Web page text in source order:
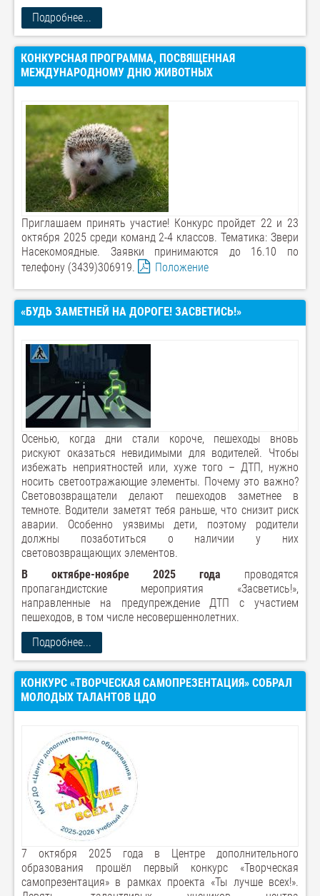
Подробнее...
КОНКУРСНАЯ ПРОГРАММА, ПОСВЯЩЕННАЯ
МЕЖДУНАРОДНОМУ ДНЮ ЖИВОТНЫХ
Приглашаем принять участие! Конкурс пройдет 22 и 23
октября 2025 среди команд 2-4 классов. Тематика: Звери
Насекомоядные. Заявки принимаются до 16.10 по
телефону (3439)306919.
Положение
«БУДЬ ЗАМЕТНЕЙ НА ДОРОГЕ! ЗАСВЕТИСЬ!»
Осенью, когда дни стали короче, пешеходы вновь
рискуют оказаться невидимыми для водителей. Чтобы
избежать неприятностей или, хуже того – ДТП, нужно
носить светоотражающие элементы. Почему это важно?
Световозвращатели делают пешеходов заметнее в
темноте. Водители заметят тебя раньше, что снизит риск
аварии. Особенно уязвимы дети, поэтому родители
должны позаботиться о наличии у них
световозвращающих элементов.
В октябре-ноябре 2025 года проводятся
пропагандистские мероприятия «Засветись!»,
направленные на предупреждение ДТП с участием
пешеходов, в том числе несовершеннолетних.
Подробнее...
КОНКУРС «ТВОРЧЕСКАЯ САМОПРЕЗЕНТАЦИЯ» СОБРАЛ
МОЛОДЫХ ТАЛАНТОВ ЦДО
7 октября 2025 года в Центре дополнительного
образования прошёл первый конкурс «Творческая
самопрезентация» в рамках проекта «Ты лучше всех!».